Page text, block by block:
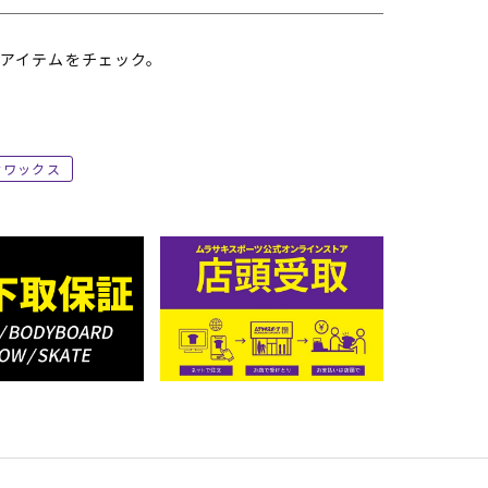
テムをチェック。
ワックス